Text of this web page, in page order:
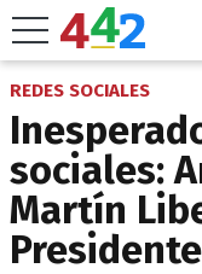
REDES SOCIALES
sociales:
Martín